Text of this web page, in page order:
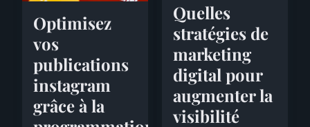
Optimisez
vos
publications
instagram
grâce à la
Quelles
stratégies de
marketing
digital pour
augmenter la
visibilité